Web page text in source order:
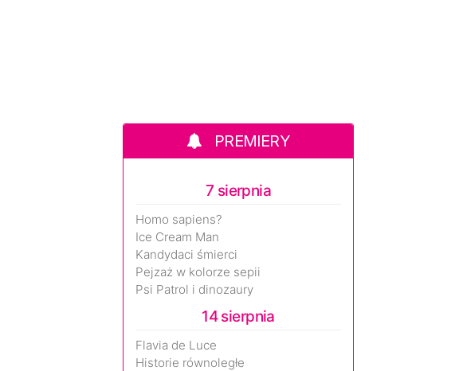
PREMIERY
7 sierpnia
Homo sapiens?
Ice Cream Man
Kandydaci śmierci
Pejzaż w kolorze sepii
Psi Patrol i dinozaury
14 sierpnia
Flavia de Luce
Historie równoległe